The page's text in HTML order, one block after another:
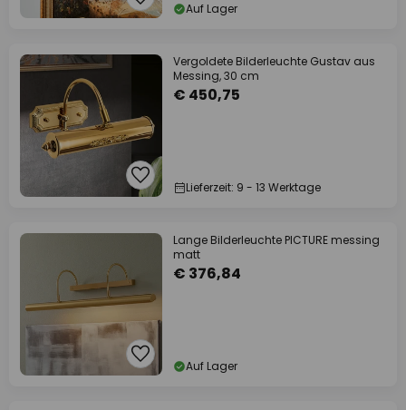
Auf Lager
Vergoldete Bilderleuchte Gustav aus
Messing, 30 cm
€ 450,75
Lieferzeit: 9 - 13 Werktage
Lange Bilderleuchte PICTURE messing
matt
€ 376,84
Auf Lager